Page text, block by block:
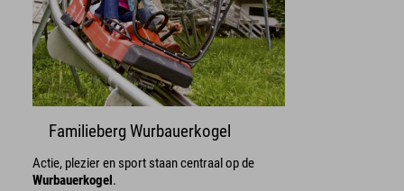
Familieberg Wurbauerkogel
Actie, plezier en sport staan centraal op de
Wurbauerkogel.